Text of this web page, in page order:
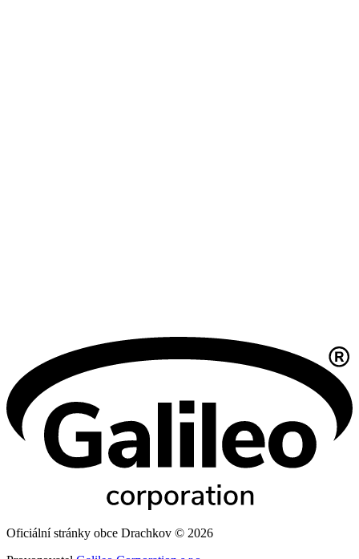
Oficiální stránky obce Drachkov © 2026